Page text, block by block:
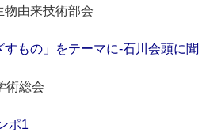
物由来技術部会
すもの」をテーマに‐石川会頭に聞
術総会
ポ1